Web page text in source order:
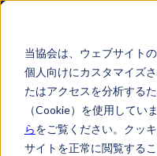
当協会は、ウェブサイト
個人向けにカスタマイズ
たはアクセスを分析する
（Cookie）を使用してい
らをご覧ください。クッ
サイトを正常に閲覧する
ARTICLES
2次方程式